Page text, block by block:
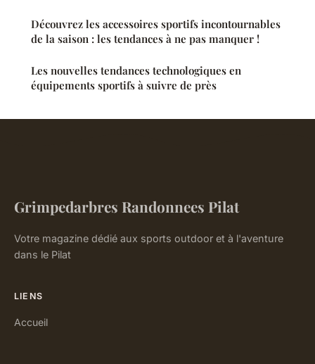
Découvrez les accessoires sportifs incontournables
de la saison : les tendances à ne pas manquer !
Les nouvelles tendances technologiques en
équipements sportifs à suivre de près
Grimpedarbres Randonnees Pilat
Votre magazine dédié aux sports outdoor et à l'aventure
dans le Pilat
LIENS
Accueil